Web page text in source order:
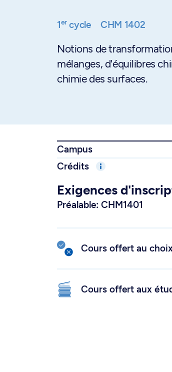
1ercycle CHM 1402
Notions de
mélanges, d'équilibres
chimie des surfaces.
Campus
Crédits
Exigences
Préalable: CHM1401
Cours offert au
Cours offert aux